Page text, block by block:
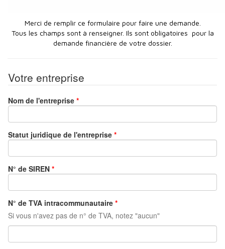
Merci de remplir ce formulaire pour faire une demande.
Tous les champs sont à renseigner. Ils sont obligatoires pour la
demande financière de votre dossier.